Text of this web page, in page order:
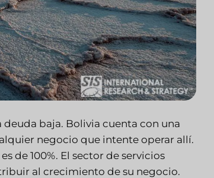
baja. Bolivia cuenta con una
negocio que intente operar allí.
de 100%. El sector de servicios
al crecimiento de su negocio.